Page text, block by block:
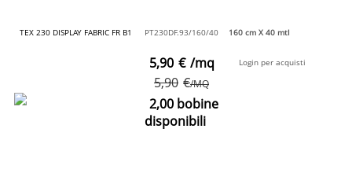
TEX 230 DISPLAY FABRIC FR B1 PT230DF.93/160/40 160 cm X 40 mtl
5,90 €/MQ
5,90 € /mq
2,00 bobine
disponibili
Login per acquisti